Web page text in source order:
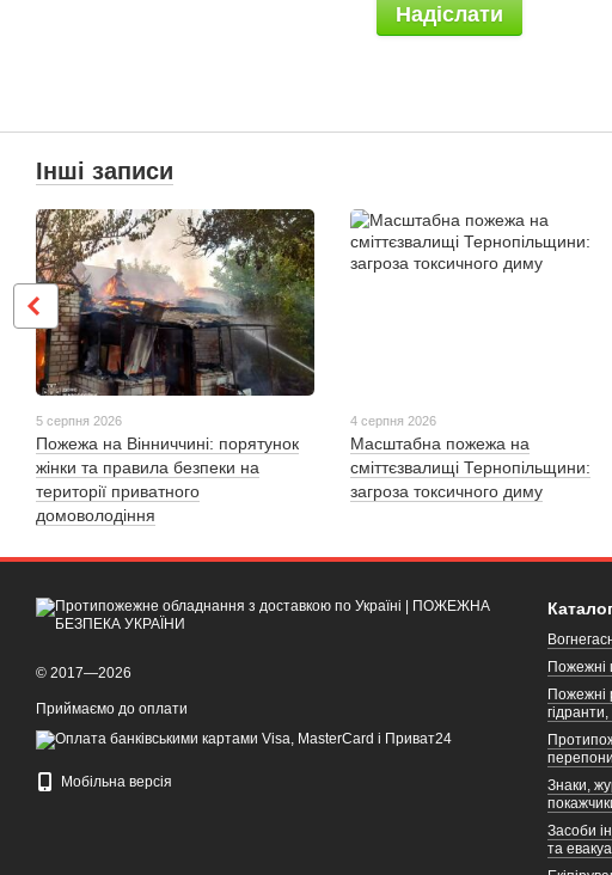
Надіслати
Інші записи
5 серпня 2026
Пожежа на Вінниччині: порятунок
жінки та правила безпеки на
території приватного
домоволодіння
4 серпня 2026
Масштабна пожежа на
сміттєзвалищі Тернопільщини:
загроза токсичного диму
© 2017—2026
Приймаємо до оплати
Мобільна версія
Пожежні
перепони
Знаки,
Засоби
та